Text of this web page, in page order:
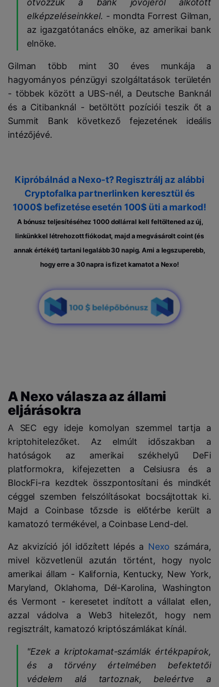
ötvözzük a bank jövőjéről alkotott
elképzeléseinkkel. - mondta Forrest Gilman,
az igazgatótanács elnöke, az amerikai bank
elnöke.
Gilman több mint 30 éves munkája a
hagyományos pénzügyi szolgáltatások területén
- többek között a UBS-nél, a Deutsche Banknál
és a Citibanknál - betöltött pozíciói teszik őt a
Summit Bank következő fejezetének ideális
intézőjévé.
Kipróbálnád a Nexo-t? Regisztrálj az alábbi
Cryptofalka partnerlinken keresztül és
1000$ befizetése esetén 100$ üti a markod!
A bónusz teljesítéséhez 1000 dollárral kell feltöltened az új,
linkünkkel létrehozott fiókodat, majd a megvásárolt coint (és
annak értékét) tartani legalább 30 napig. Ami a legszuperebb,
hogy erre a 30 napra is fizet kamatot a Nexo!
A Nexo válasza az állami
eljárásokra
A SEC egy ideje komolyan szemmel tartja a
kriptohitelezőket. Az elmúlt időszakban a
hatóságok az amerikai székhelyű DeFi
platformokra, kifejezetten a Celsiusra és a
BlockFi-ra kezdtek összpontosítani és mindkét
céggel szemben felszólításokat bocsájtottak ki.
Majd a Coinbase tőzsde is előtérbe került a
kamatozó termékével, a Coinbase Lend-del.
Az akvizíció jól időzített lépés a Nexo számára,
mivel közvetlenül azután történt, hogy nyolc
amerikai állam - Kalifornia, Kentucky, New York,
Maryland, Oklahoma, Dél-Karolina, Washington
és Vermont - keresetet indított a vállalat ellen,
azzal vádolva a Web3 hitelezőt, hogy nem
regisztrált, kamatozó kriptószámlákat kínál.
"Ezek a kriptokamat-számlák értékpapírok,
és a törvény értelmében befektetői
védelem alá tartoznak, beleértve a